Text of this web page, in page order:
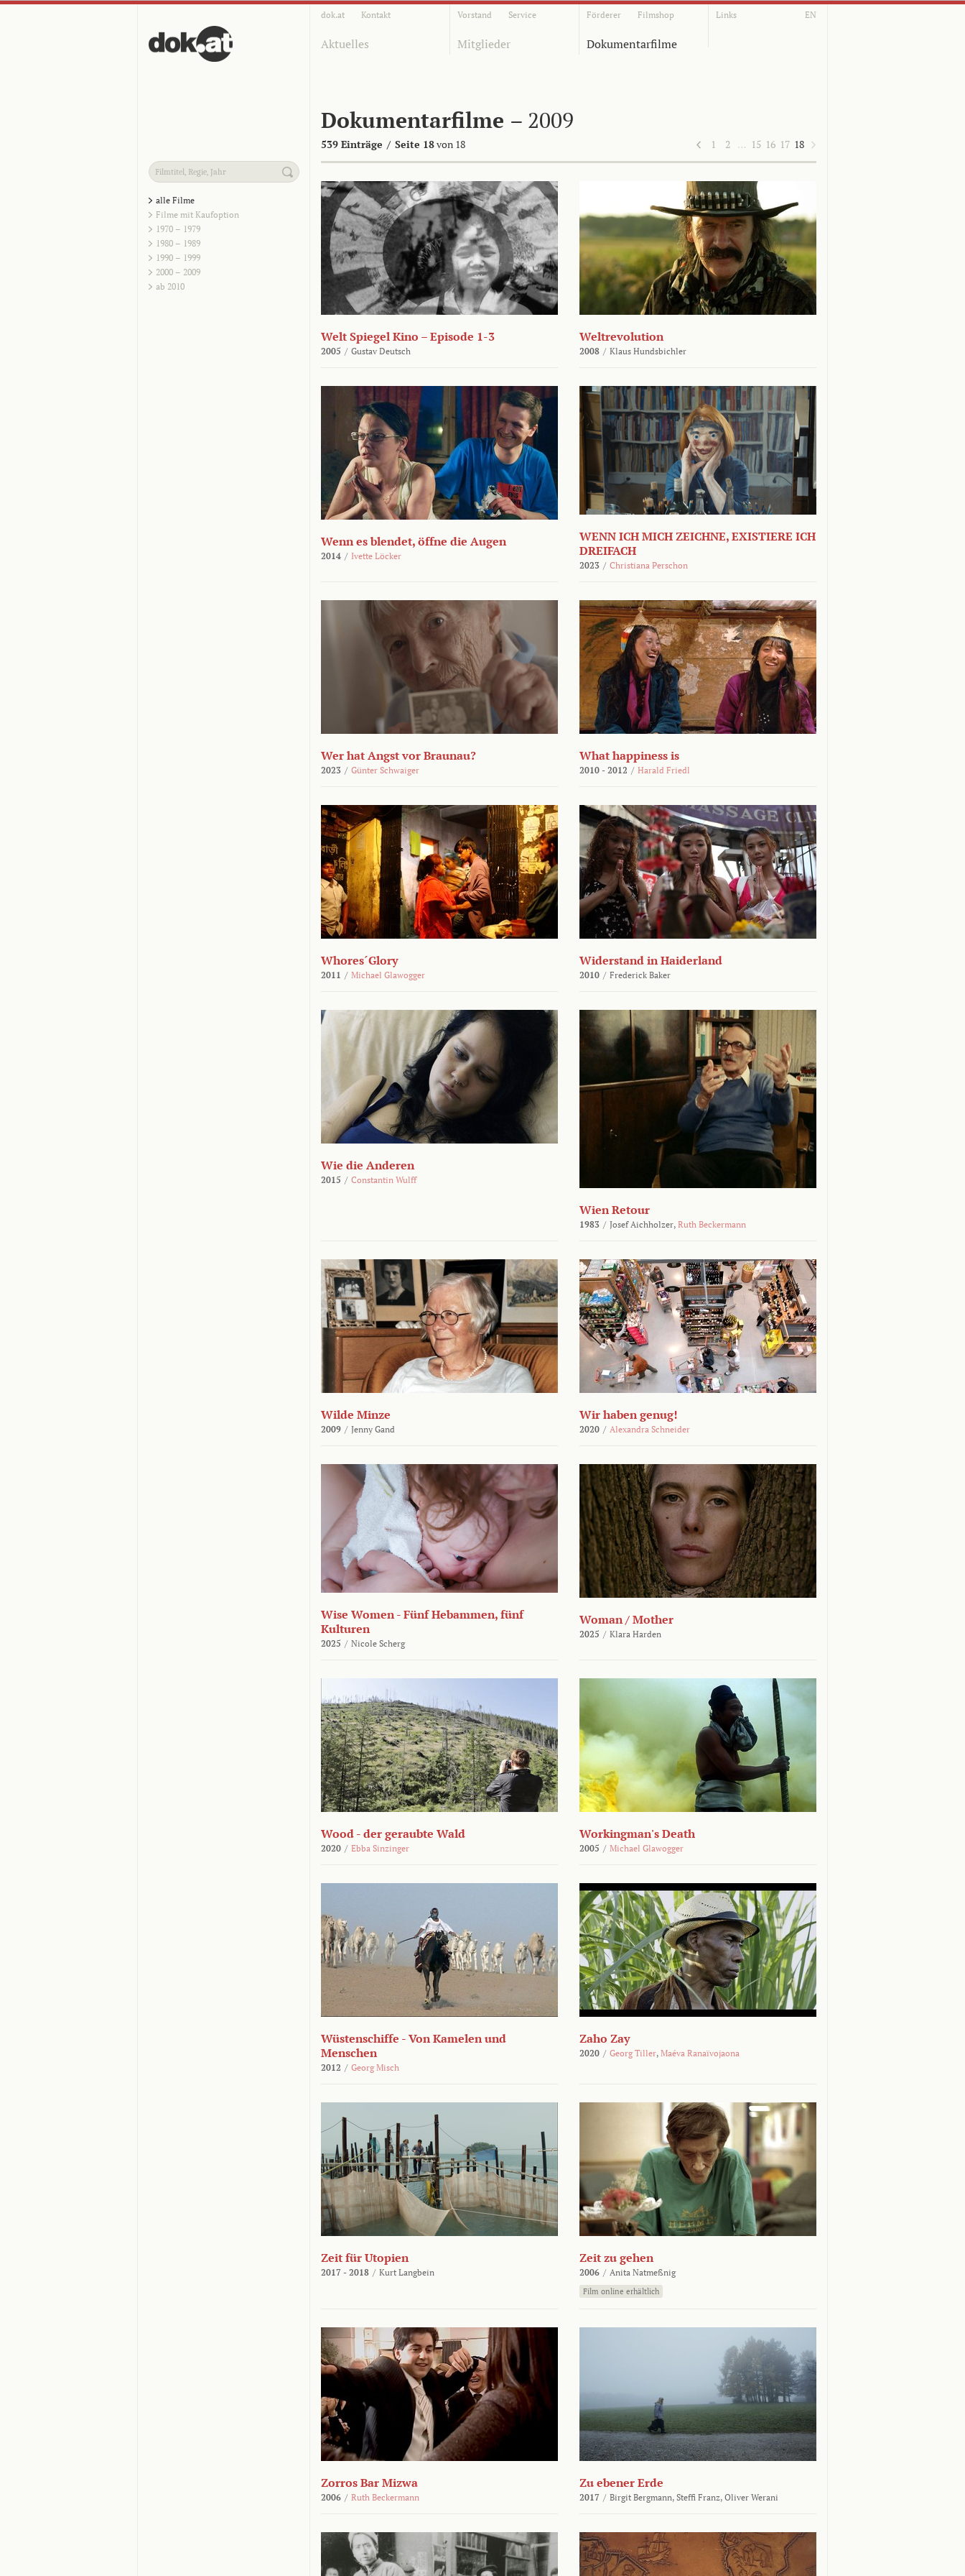
dok.at Kontakt Vorstand Service Förderer Filmshop Links EN
Aktuelles Mitglieder Dokumentarfilme
Dokumentarfilme – 2009
539 Einträge / Seite 18von 18 1 2 … 15 16 17 18
alle Filme
Filme mit Kaufoption
1970 – 1979
1980 – 1989
1990 – 1999
2000 – 2009
ab 2010
Welt Spiegel Kino – Episode 1-3
2005 / Gustav Deutsch
Weltrevolution
2008 / Klaus Hundsbichler
Wenn es blendet, öffne die Augen
2014 / Ivette Löcker
WENN ICH MICH ZEICHNE, EXISTIERE ICH
DREIFACH
2023 / Christiana Perschon
Wer hat Angst vor Braunau?
2023 / Günter Schwaiger
What happiness is
2010 - 2012 / Harald Friedl
Whores´Glory
2011 / Michael Glawogger
Widerstand in Haiderland
2010 / Frederick Baker
Wie die Anderen
2015 / Constantin Wulff
Wien Retour
1983 / Josef Aichholzer, Ruth Beckermann
Wilde Minze
2009 / Jenny Gand
Wir haben genug!
2020 / Alexandra Schneider
Wise Women - Fünf Hebammen, fünf
Kulturen
2025 / Nicole Scherg
Woman / Mother
2025 / Klara Harden
Wood - der geraubte Wald
2020 / Ebba Sinzinger
Workingman's Death
2005 / Michael Glawogger
Wüstenschiffe - Von Kamelen und
Menschen
2012 / Georg Misch
Zaho Zay
2020 / Georg Tiller, Maéva Ranaïvojaona
Zeit für Utopien
2017 - 2018 / Kurt Langbein
Zeit zu gehen
2006 / Anita Natmeßnig
Film online erhältlich
Zorros Bar Mizwa
2006 / Ruth Beckermann
Zu ebener Erde
2017 / Birgit Bergmann, Steffi Franz, Oliver Werani